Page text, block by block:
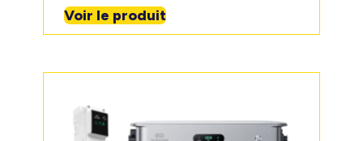
Voir le produit